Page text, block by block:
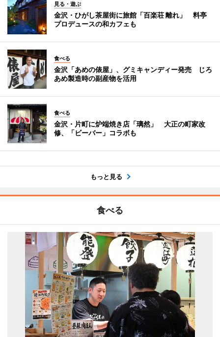
見る・遊ぶ
金沢・ひがし茶屋街に旅館「百楽荘 離れ」 料亭
プロデュースの和カフェも
食べる
金沢「あめの俵屋」、グミキャンディー発売 じろ
あめ製造時の副産物を活用
食べる
金沢・片町に炉端焼き店「璃然」 大正の町家改
修、「ビーバー」コラボも
もっと見る
食べる